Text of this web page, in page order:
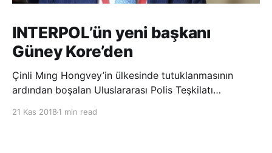
INTERPOL’ün yeni başkanı
Güney Kore’den
Çinli Mıng Hongvey’in ülkesinde tutuklanmasının
ardından boşalan Uluslararası Polis Teşkilatı
21 Kas 2018 1 min read